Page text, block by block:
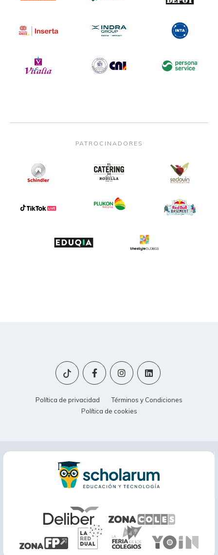
PATROCINADORES
Política de privacidad
Términos y Condiciones
Política de cookies